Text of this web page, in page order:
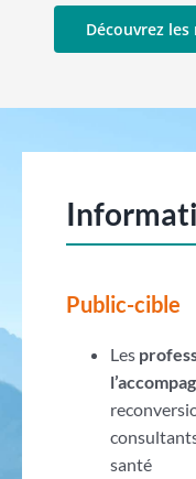
Découvrez
Public-cible
Les
santé